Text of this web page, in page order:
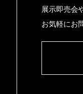
展示即売会
お気軽にお